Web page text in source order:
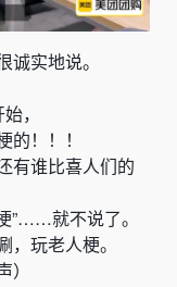
实地说。
，
！！！
有谁比喜人们的
”……就不说了。
玩老人梗。